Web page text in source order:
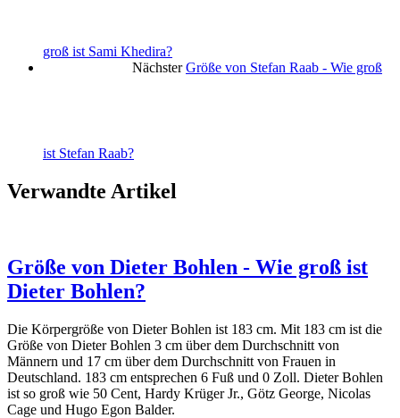
groß ist Sami Khedira?
Nächster Größe von Stefan Raab - Wie groß
ist Stefan Raab?
Verwandte Artikel
Größe von Dieter Bohlen - Wie groß ist
Dieter Bohlen?
Die Körpergröße von Dieter Bohlen ist 183 cm. Mit 183 cm ist die
Größe von Dieter Bohlen 3 cm über dem Durchschnitt von
Männern und 17 cm über dem Durchschnitt von Frauen in
Deutschland. 183 cm entsprechen 6 Fuß und 0 Zoll. Dieter Bohlen
ist so groß wie 50 Cent, Hardy Krüger Jr., Götz George, Nicolas
Cage und Hugo Egon Balder.